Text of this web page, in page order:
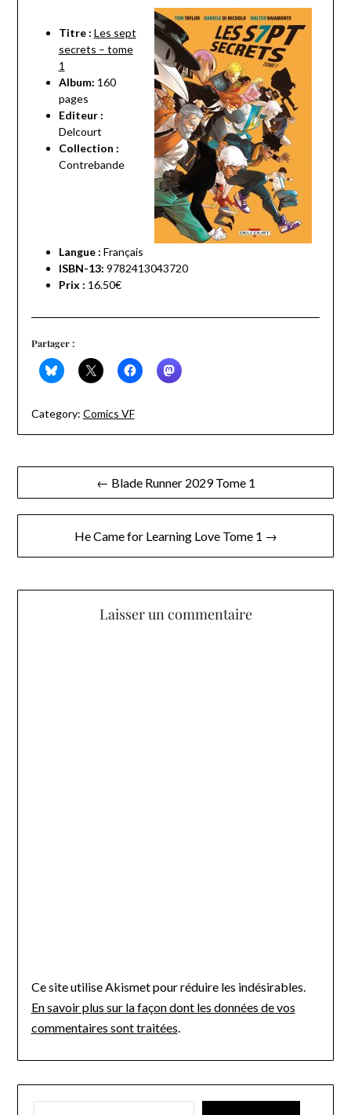
Titre : Les sept
secrets – tome
1
Album: 160
pages
Editeur :
Delcourt
Collection :
Contrebande
Langue : Français
ISBN-13: 9782413043720
Prix : 16.50€
Partager :
Category: Comics VF
Navigation
de
l’article
← Blade Runner 2029 Tome 1
He Came for Learning Love Tome 1 →
Laisser un commentaire
Ce site utilise Akismet pour réduire les indésirables.
En savoir plus sur la façon dont les données de vos
commentaires sont traitées.